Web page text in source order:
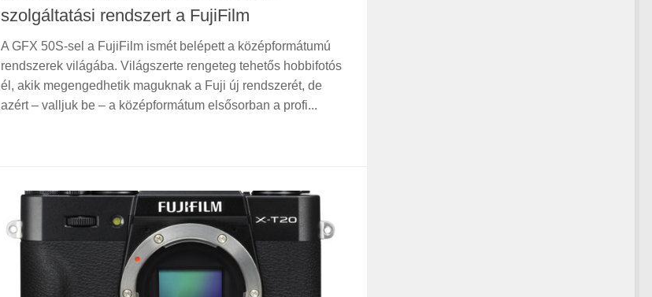
szolgáltatási rendszert a FujiFilm
A GFX 50S-sel a FujiFilm ismét belépett a középformátumú
rendszerek világába. Világszerte rengeteg tehetős hobbifotós
él, akik megengedhetik maguknak a Fuji új rendszerét, de
azért – valljuk be – a középformátum elsősorban a profi...